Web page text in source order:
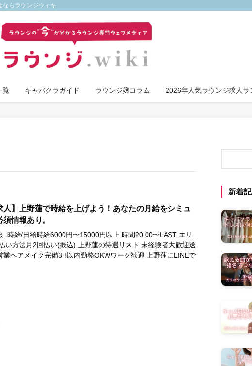
ならラウンジウィキ
覧 キャバクラガイド ラウンジ嬢コラム 2026年人気ラウンジ求人ラ
人】上野蓮で時給を上げよう！あなたの月給をシミュ
情報あり。
時給/日給時給6000円〜15000円以上 時間20:00〜LAST エリ
い方法月2回払い(振込) 上野蓮の待遇リスト 未経験者大歓迎送
業ヘアメイク完備3H以内勤務OKWワーク歓迎 上野蓮にLINEで
新着